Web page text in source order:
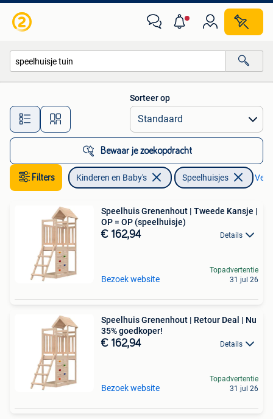
Alle afstanden…
Sorteer op
Bewaar je zoekopdracht
Filters Kinderen en Baby's Speelhuisjes
Speelhuis Grenenhout | Tweede Kansje |
OP = OP (speelhuisje)
€ 162,94 Details
Bezoek website
Topadvertentie
31 jul 26
Speelhuis Grenenhout | Retour Deal | Nu
35% goedkoper!
€ 162,94 Details
Bezoek website
Topadvertentie
31 jul 26